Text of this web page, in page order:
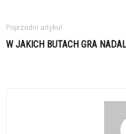
Poprzedni artykuł
W JAKICH BUTACH GRA